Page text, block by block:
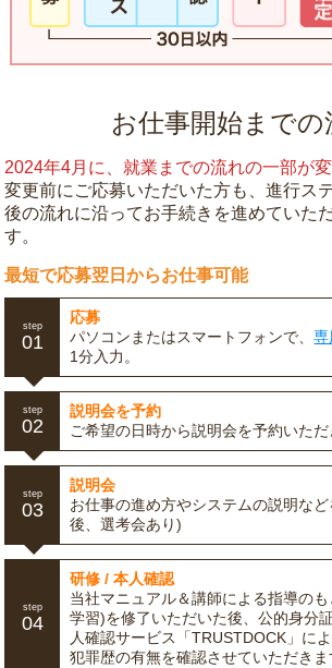
お仕事開始までの
2024年4月に、就業までの流れの一部が
変更前にご応募いただいた方も、進行ス
後の流れに沿ってお手続きを進めていた
す。
最短で応募翌日からお仕事可能
step
01
応募
パソコンまたはスマートフォンで、
1分入力。
step
02
説明会を予約
ご希望の日時から説明会を予約いただ
step
03
説明会
お仕事の進め方やシステムの説明な
後、選考会あり)
step
04
研修 / 本人確認
当社マニュアル＆講師による指導の
学習)を修了いただいた後、公的身分
人確認サービス「TRUSTDOCK」に
犯罪歴の有無を確認させていただきま